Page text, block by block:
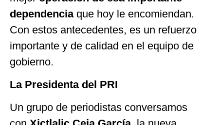
dependencia que hoy le encomiendan.
Con estos antecedentes, es un refuerzo
importante y de calidad en el equipo de
gobierno.
La Presidenta del PRI
Un grupo de periodistas conversamos